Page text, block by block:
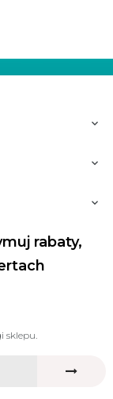



rabaty,
sklepu.